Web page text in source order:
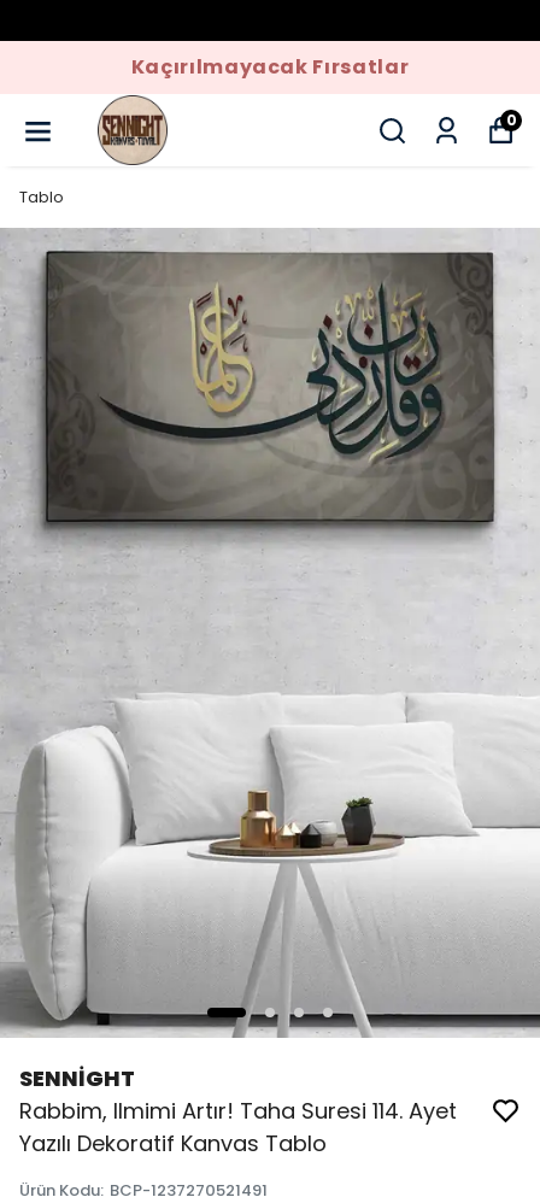
Kaçırılmayacak Fırsatlar
0
Tablo
SENNİGHT
Rabbim, Ilmimi Artır! Taha Suresi 114. Ayet
Yazılı Dekoratif Kanvas Tablo
Ürün Kodu: BCP-1237270521491